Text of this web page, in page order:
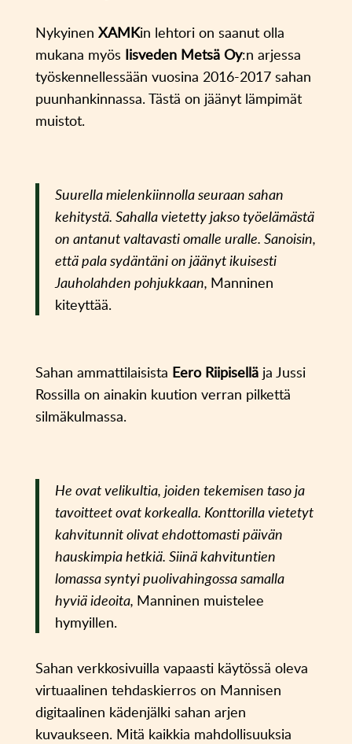
Nykyinen XAMKin lehtori on saanut olla
mukana myös Iisveden Metsä Oy:n arjessa
työskennellessään vuosina 2016-2017 sahan
puunhankinnassa. Tästä on jäänyt lämpimät
muistot.
Suurella mielenkiinnolla seuraan sahan
kehitystä. Sahalla vietetty jakso työelämästä
on antanut valtavasti omalle uralle. Sanoisin,
että pala sydäntäni on jäänyt ikuisesti
Jauholahden pohjukkaan, Manninen
kiteyttää.
Sahan ammattilaisista Eero Riipiselläja Jussi
Rossilla on ainakin kuution verran pilkettä
silmäkulmassa.
He ovat velikultia, joiden tekemisen taso ja
tavoitteet ovat korkealla. Konttorilla vietetyt
kahvitunnit olivat ehdottomasti päivän
hauskimpia hetkiä. Siinä kahvituntien
lomassa syntyi puolivahingossa samalla
hyviä ideoita, Manninen muistelee
hymyillen.
Sahan verkkosivuilla vapaasti käytössä oleva
virtuaalinen tehdaskierros on Mannisen
digitaalinen kädenjälki sahan arjen
kuvaukseen. Mitä kaikkia mahdollisuuksia